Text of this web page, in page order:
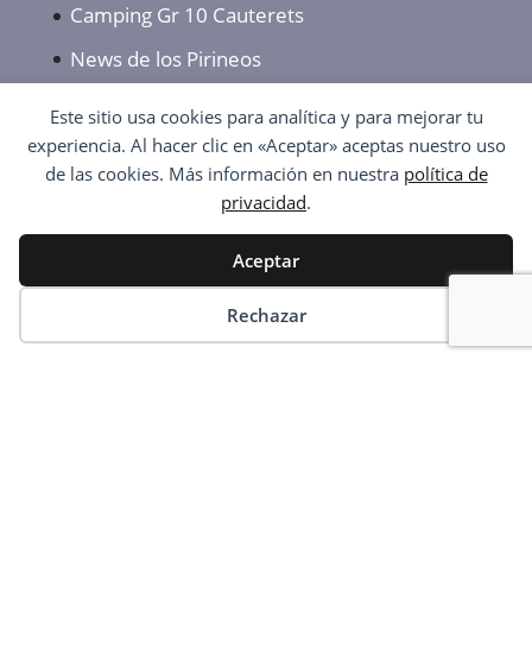
Este sitio usa cookies para analítica y para mejorar tu
experiencia. Al hacer clic en «Aceptar» aceptas nuestro uso
de las cookies. Más información en nuestra política de
privacidad.
Aceptar
Rechazar
Camping Gr 10 Cauterets
News de los Pirineos